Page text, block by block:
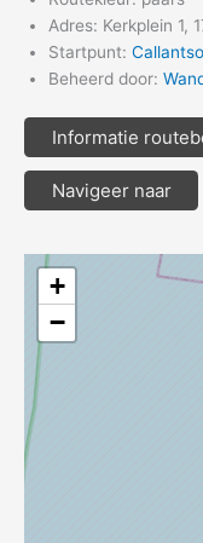
Adres: Kerkplein 1,
Startpunt:
Beheerd door:
Informatie
Navigeer naar
+
−